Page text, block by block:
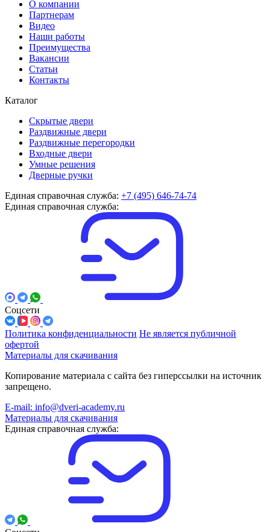
О компании
Партнерам
Видео
Наши работы
Преимущества
Вакансии
Статьи
Контакты
Каталог
Скрытые двери
Раздвижные двери
Раздвижные перегородки
Входные двери
Умные решения
Дверные ручки
Единая справочная служба: +7 (495) 646-74-74
Единая справочная служба:
Соцсети
Политика конфиденциальности Не является публичной
офертой
Материалы для скачивания
Копирование материала с сайта без гиперссылки на источник
запрещено.
E-mail: info@dveri-academy.ru
Материалы для скачивания
Единая справочная служба: